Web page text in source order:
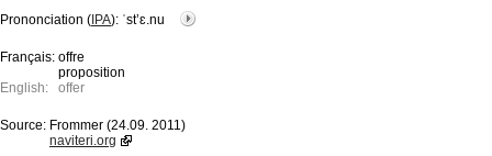
Prononciation ( IPA): ˈstʼɛ.nu
Français: offre
proposition
English:
offer
Source: Frommer (24.09. 2011)
naviteri.org